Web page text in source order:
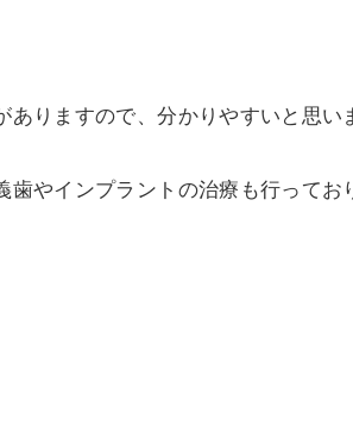
りますので、分かりやすいと思い
やインプラントの治療も行ってお